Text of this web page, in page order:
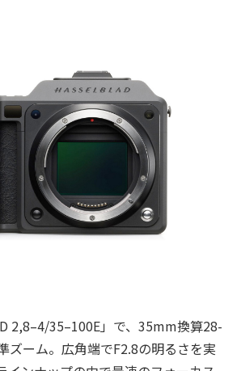
2,8–4/35–100E」で、35mm換算28-
ズーム。広角端でF2.8の明るさを実